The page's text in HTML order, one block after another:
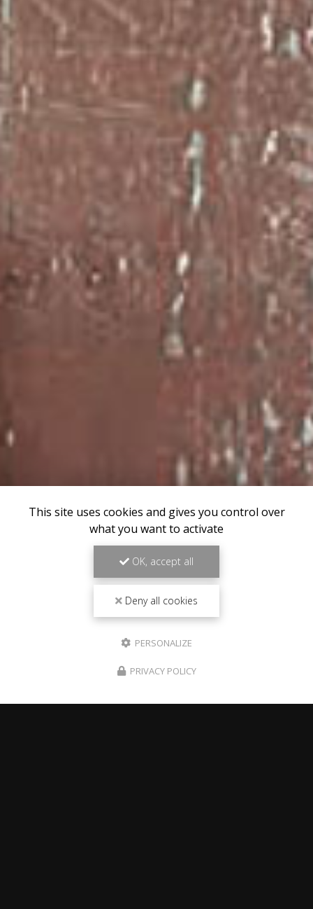
This site uses cookies and gives you control over
what you want to activate
OK, accept all
Deny all cookies
PERSONALIZE
PRIVACY POLICY